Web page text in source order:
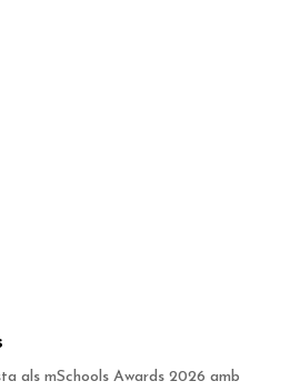
als mSchools Awards 2026 amb